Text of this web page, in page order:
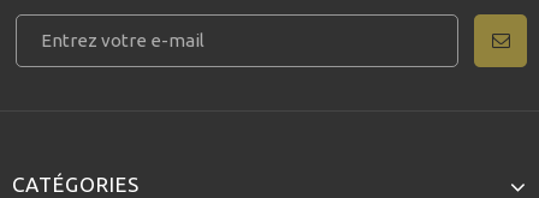
CATÉGORIES